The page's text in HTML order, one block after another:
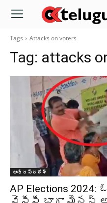
Tags Attacks on voters
Tag: attacks
ఆంధ్రప్రదేశ్‌
AP Elections